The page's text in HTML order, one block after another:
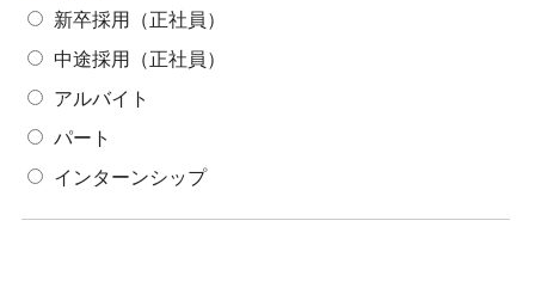
新卒採用（正社員）
中途採用（正社員）
アルバイト
パート
インターンシップ